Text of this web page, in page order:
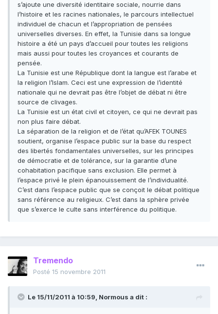
s’ajoute une diversité identitaire sociale, nourrie dans
l’histoire et les racines nationales, le parcours intellectuel
individuel de chacun et l’appropriation de pensées
universelles diverses. En effet, la Tunisie dans sa longue
histoire a été un pays d’accueil pour toutes les religions
mais aussi pour toutes les croyances et courants de
pensée.
La Tunisie est une République dont la langue est l’arabe et
la religion l’Islam. Ceci est une expression de l’identité
nationale qui ne devrait pas être l’objet de débat ni être
source de clivages.
La Tunisie est un état civil et citoyen, ce qui ne devrait pas
non plus faire débat.
La séparation de la religion et de l’état qu’AFEK TOUNES
soutient, organise l’espace public sur la base du respect
des libertés fondamentales universelles, sur les principes
de démocratie et de tolérance, sur la garantie d’une
cohabitation pacifique sans exclusion. Elle permet à
l’espace privé le plein épanouissement de l’individualité.
C’est dans l’espace public que se conçoit le débat politique
sans référence au religieux. C’est dans la sphère privée
que s’exerce le culte sans interférence du politique.
Tremendo
Posté 15 novembre 2011
Le 15/11/2011 à 10:59, Normous a dit :